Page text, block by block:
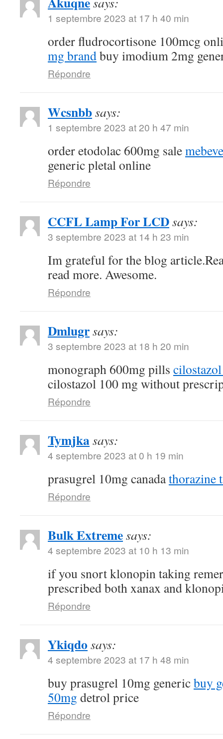
1 septembre 2023 at 17 h 40 min
order fludrocortisone 100mcg
mg brandbuy imodium 2mg
Répondre
Wcsnbbsays:
1 septembre 2023 at 20 h 47 min
order etodolac 600mg sale
generic pletal online
Répondre
CCFL Lamp For LCDsays:
3 septembre 2023 at 14 h 23 min
Im grateful for the blog
read more. Awesome.
Répondre
Dmlugrsays:
3 septembre 2023 at 18 h 20 min
monograph 600mg pills
cilostazol 100 mg without
Répondre
Tymjkasays:
4 septembre 2023 at 0 h 19 min
prasugrel 10mg canadathorazine
Répondre
Bulk Extremesays:
4 septembre 2023 at 10 h 13 min
if you snort klonopin taking
prescribed both xanax and
Répondre
Ykiqdo says:
4 septembre 2023 at 17 h 48 min
buy prasugrel 10mg genericbuy
50mg detrol price
Répondre